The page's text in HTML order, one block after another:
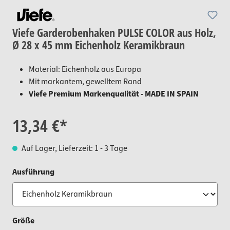
Viefe Garderobenhaken PULSE COLOR aus Holz,
Ø 28 x 45 mm Eichenholz Keramikbraun
Material: Eichenholz aus Europa
Mit markantem, gewelltem Rand
Viefe Premium Markenqualität - MADE IN SPAIN
13,34 €*
Auf Lager, Lieferzeit: 1 - 3 Tage
Ausführungauswählen
Größeauswählen